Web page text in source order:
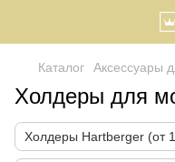
Каталог Аксессуары
Холдеры для
Холдеры Hartberger (от